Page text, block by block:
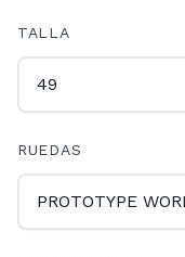
TALLA
RUEDAS